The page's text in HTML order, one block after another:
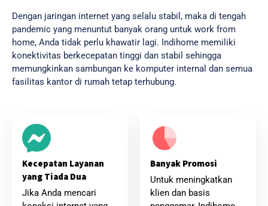
Dengan jaringan internet yang selalu stabil, maka di tengah
pandemic yang menuntut banyak orang untuk work from
home, Anda tidak perlu khawatir lagi. Indihome memiliki
konektivitas berkecepatan tinggi dan stabil sehingga
memungkinkan sambungan ke komputer internal dan semua
fasilitas kantor di rumah tetap terhubung.
Kecepatan Layanan
yang Tiada Dua
Jika Anda mencari
Banyak Promosi
Untuk meningkatkan
klien dan basis